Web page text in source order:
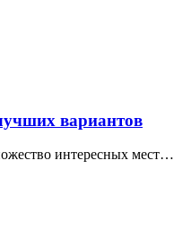
вариантов
интересных мест…